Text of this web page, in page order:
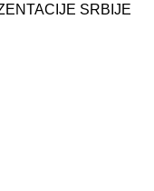
SRBIJE